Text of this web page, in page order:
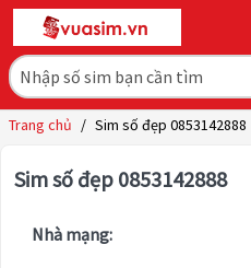
Trang chủ / Sim số đẹp 0853142888
Sim số đẹp 0853142888
Nhà mạng: